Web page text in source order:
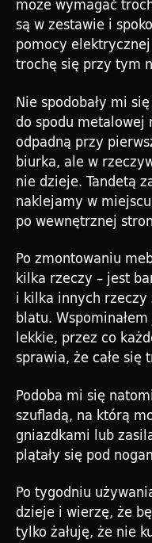
są w zestawie i
pomocy
trochę się przy tym
Nie spodobały mi
do spodu
odpadną przy
biurka, ale w
nie dzieje. Tandetą
naklejamy w
po wewnętrznej
Po zmontowaniu
kilka rzeczy – jest
i kilka innych rzeczy
blatu.
lekkie, przez co
sprawia, że całe się
Podoba mi się
szufladą, na którą
gniazdkami lub
plątały się pod
Po tygodniu
dzieje i wierzę, że
tylko żałuję, że nie